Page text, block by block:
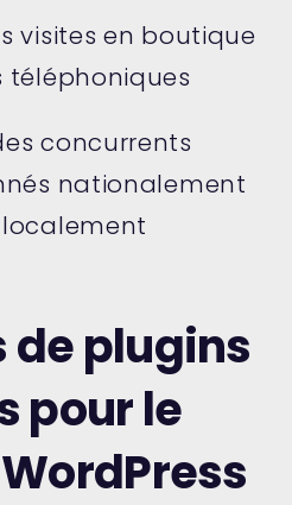
visites en boutique
téléphoniques
concurrents
nationalement
de plugins
pour le